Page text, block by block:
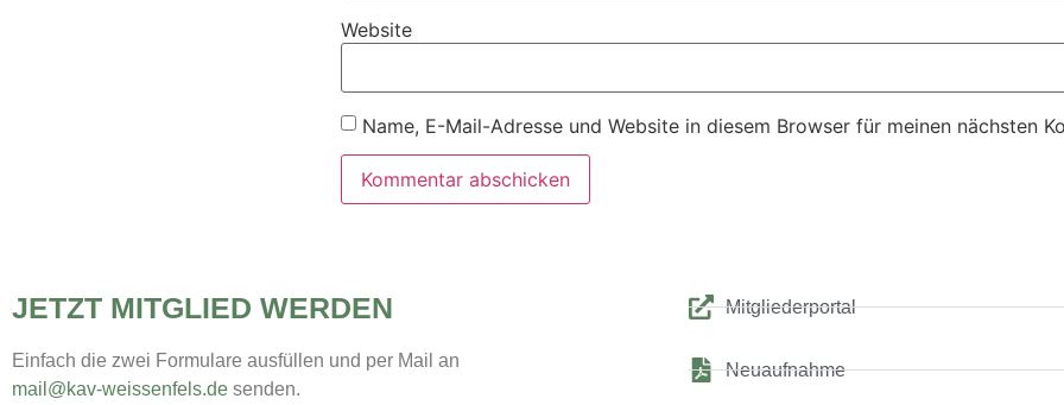
Website
Name, E-Mail-Adresse und Website in diesem Browser für meinen nächsten
JETZT MITGLIED WERDEN
Einfach die zwei Formulare ausfüllen und per Mail an
mail@kav-weissenfels.de senden.
Mitgliederportal
Neuaufnahme